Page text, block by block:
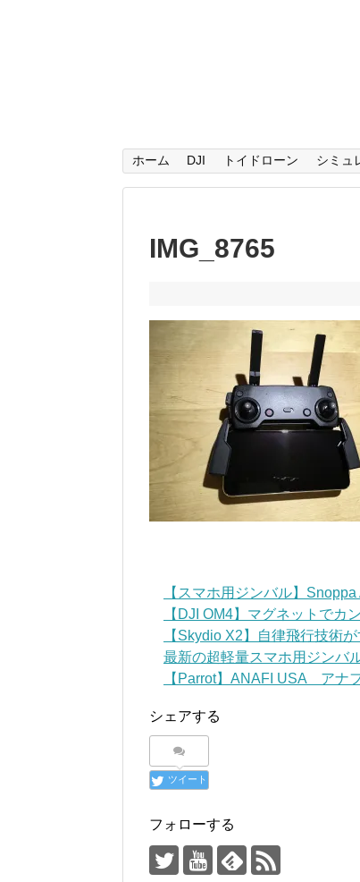
ホーム DJI トイドローン シミュ
IMG_8765
【スマホ用ジンバル】
【DJI OM4】マグネットでカ
【Skydio X2】自律飛行技術
最新の超軽量スマホ用ジンバ
【Parrot】ANAFI USA アナ
シェアする
ツイート
フォローする